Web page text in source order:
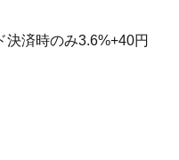
決済時のみ3.6%+40円